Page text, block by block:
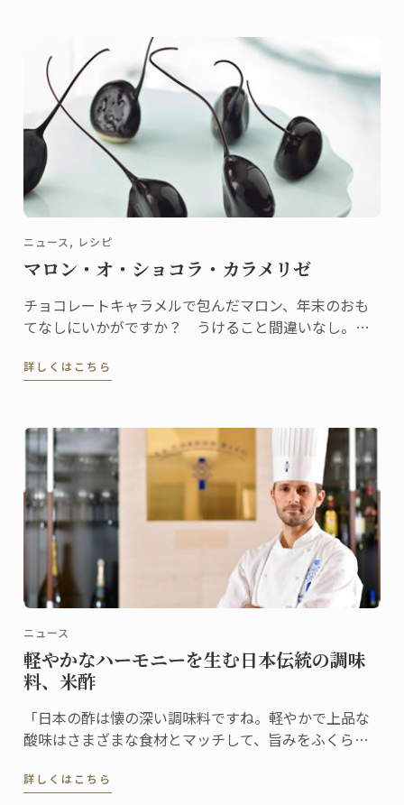
ニュース, レシピ
マロン・オ・ショコラ・カラメリゼ
チョコレートキャラメルで包んだマロン、年末のおも
てなしにいかがですか？ うけること間違いなし。作
Larousse du Chocolat(Edition Collector)“の中でも紹
詳しくはこちら
ニュース
軽やかなハーモニーを生む日本伝統の調味
料、米酢
「日本の酢は懐の深い調味料ですね。軽やかで上品な
酸味はさまざまな食材とマッチして、旨みをふくらま
詳しくはこちら